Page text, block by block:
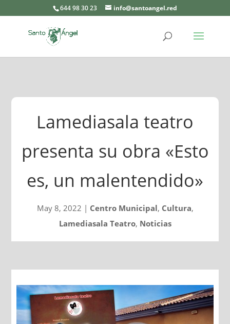
644 98 30 23 info@santoangel.red
Lamediasala teatro
presenta su obra «Esto
es, un malentendido»
May 8, 2022 | Centro Municipal, Cultura,
Lamediasala Teatro, Noticias